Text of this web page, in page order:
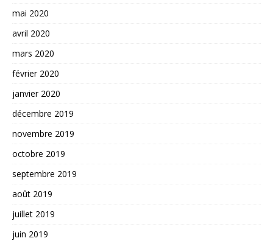
mai 2020
avril 2020
mars 2020
février 2020
janvier 2020
décembre 2019
novembre 2019
octobre 2019
septembre 2019
août 2019
juillet 2019
juin 2019